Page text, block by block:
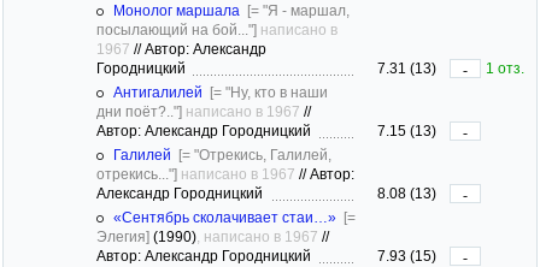
Монолог маршала [= "Я - маршал,
посылающий на бой..."] написано в
1967 //Автор: Александр
Городницкий
7.31 (13) -
1 отз.
Антигалилей [= "Ну, кто в наши
дни поёт?.."] написано в 1967 //
Автор: Александр Городницкий
7.15 (13)
-
Галилей [= "Отрекись, Галилей,
отрекись..."] написано в 1967 //Автор:
Александр Городницкий
8.08 (13)
-
«Сентябрь сколачивает стаи…» [=
Элегия] (1990) , написано в 1967 //
Автор: Александр Городницкий
7.93 (15)
-